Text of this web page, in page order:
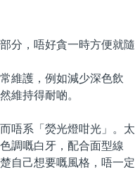
分，唔好貪一時方便就隨
維護，例如減少深色飲
維持得耐啲。
唔系「熒光燈咁光」。太
調嘅白牙，配合面型線
自己想要嘅風格，唔一定